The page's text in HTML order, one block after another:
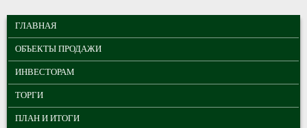
МУНИЦИПАЛЬНЫЕ
ТОРГИ ГОРОДА
ТОМСКА
ГЛАВНОЕ МЕНЮ
ГЛАВНАЯ
ОБЪЕКТЫ ПРОДАЖИ
ИНВЕСТОРАМ
ТОРГИ
ПЛАН И ИТОГИ